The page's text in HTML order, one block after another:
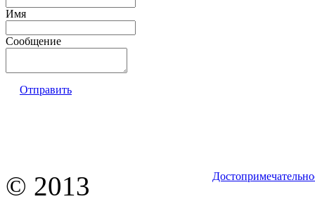
Имя
Сообщение
Отправить
© 2013